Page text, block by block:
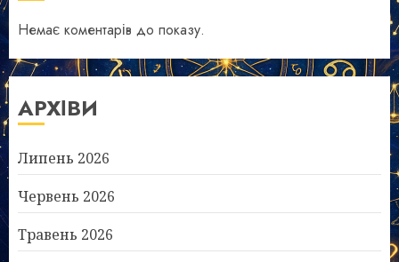
Немає коментарів до показу.
АРХІВИ
Липень 2026
Червень 2026
Травень 2026